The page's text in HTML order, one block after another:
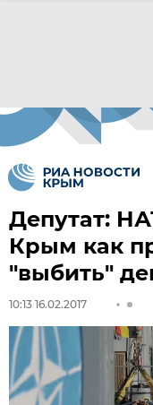
Депутат:
Крым как
"выбить"
10:13 16.02.2017